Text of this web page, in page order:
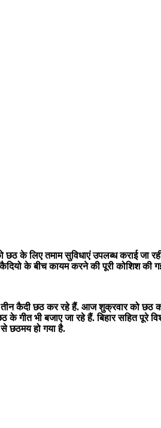
छठ के लिए तमाम सुविधाएं उपलब्ध कराई
के बीच कायम करने की पूरी कोशिश की
तीन कैदी छठ कर रहे हैं. आज शुक्रवार को
गीत भी बजाए जा रहे हैं. बिहार सहित पूरे
से छठमय हो गया है.